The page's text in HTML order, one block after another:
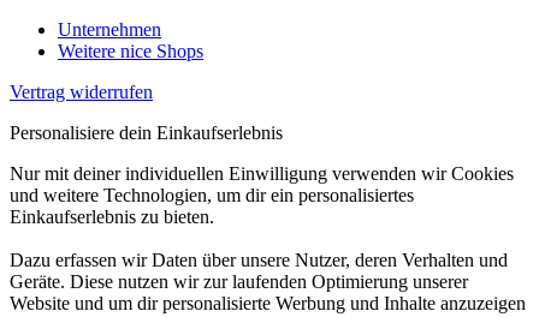
Unternehmen
Weitere nice Shops
Vertrag widerrufen
Personalisiere dein Einkaufserlebnis
Nur mit deiner individuellen Einwilligung verwenden wir Cookies
und weitere Technologien, um dir ein personalisiertes
Einkaufserlebnis zu bieten.
Dazu erfassen wir Daten über unsere Nutzer, deren Verhalten und
Geräte. Diese nutzen wir zur laufenden Optimierung unserer
Website und um dir personalisierte Werbung und Inhalte anzuzeigen